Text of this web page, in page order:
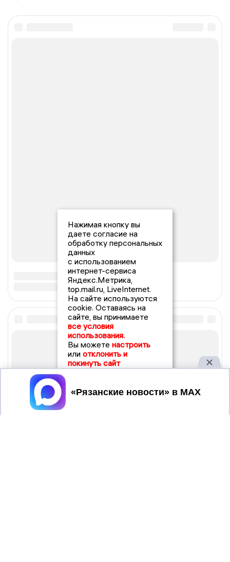
Нажимая кнопку вы
даете согласие на
обработку персональных
данных
с использованием
интернет-сервиса
Яндекс.Метрика,
top.mail.ru, LiveInternet.
На сайте используются
cookie. Оставаясь на
сайте, вы принимаете
все условия
использования.
Вы можете настроить
или отклонить и
покинуть сайт
Принять